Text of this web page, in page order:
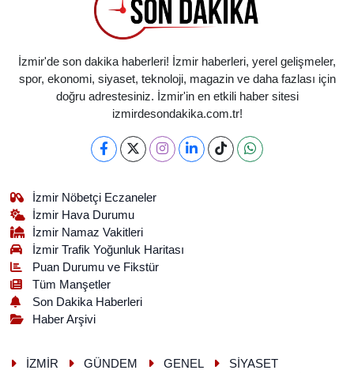
İzmir'de son dakika haberleri! İzmir haberleri, yerel gelişmeler,
spor, ekonomi, siyaset, teknoloji, magazin ve daha fazlası için
doğru adrestesiniz. İzmir'in en etkili haber sitesi
izmirdesondakika.com.tr!
İzmir Nöbetçi Eczaneler
İzmir Hava Durumu
İzmir Namaz Vakitleri
İzmir Trafik Yoğunluk Haritası
Puan Durumu ve Fikstür
Tüm Manşetler
Son Dakika Haberleri
Haber Arşivi
İZMİR GÜNDEM GENEL
SİYASET